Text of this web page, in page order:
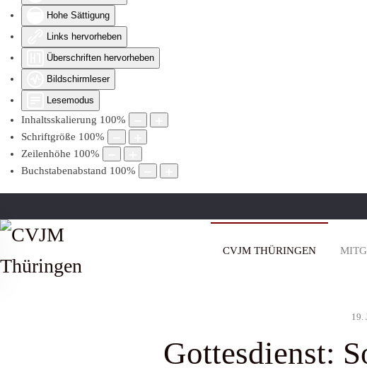
Hohe Sättigung
Links hervorheben
Überschriften hervorheben
Bildschirmleser
Lesemodus
Inhaltsskalierung 100%
Schriftgröße 100%
Zeilenhöhe 100%
Buchstabenabstand 100%
CVJM THÜRINGEN
19.
Gottesdienst: